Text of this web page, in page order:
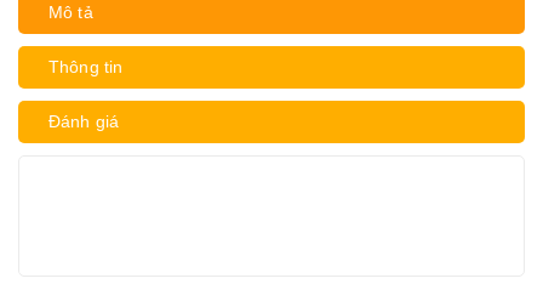
Mô tả
Thông tin
Đánh giá